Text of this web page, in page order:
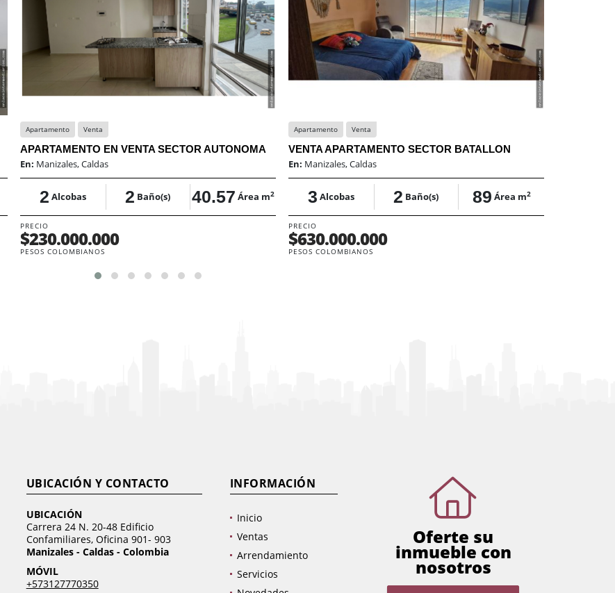
Apartamento Venta
APARTAMENTO EN VENTA SECTOR AUTONOMA
En: Manizales, Caldas
2 Alcobas 2 Baño(s) 40.57 Área m2
PRECIO
$230.000.000
PESOS COLOMBIANOS
Apartamento Venta
VENTA APARTAMENTO SECTOR BATALLON
En: Manizales, Caldas
3 Alcobas 2 Baño(s) 89 Área m2
PRECIO
$630.000.000
PESOS COLOMBIANOS
UBICACIÓN Y CONTACTO
UBICACIÓN
Carrera 24 N. 20-48 Edificio
Confamiliares, Oficina 901- 903
Manizales - Caldas - Colombia
MÓVIL
+573127770350
INFORMACIÓN
Inicio
Ventas
Arrendamiento
Servicios
Oferte su
inmueble con
nosotros